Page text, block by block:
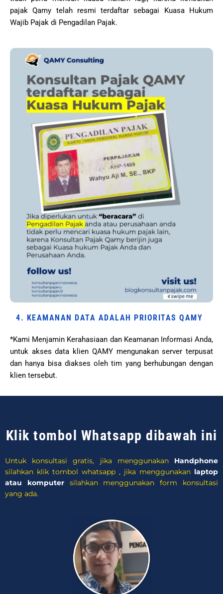
pajak Qamy telah resmi terdaftar sebagai Kuasa Hukum
Wajib Pajak di Pengadilan Pajak.
4. KEAMANAN DATA ADALAH PRIORITAS QAMY
*Kami Menjamin Kerahasiaan dan Keamanan Informasi Anda,
untuk akses data klien QAMY mengunakan server terpusat
dan hanya bisa diakses oleh tim yang berhubungan dengan
klien tersebut.
Klik tombol Whatsapp dibawah ini
Untuk konsultasi gratis, jika menggunakan Handphone
silahkan klik tombol whatsapp , jika menggunakan laptop
atau komputersilahkan menggunakan form konsultasi
yang ada.